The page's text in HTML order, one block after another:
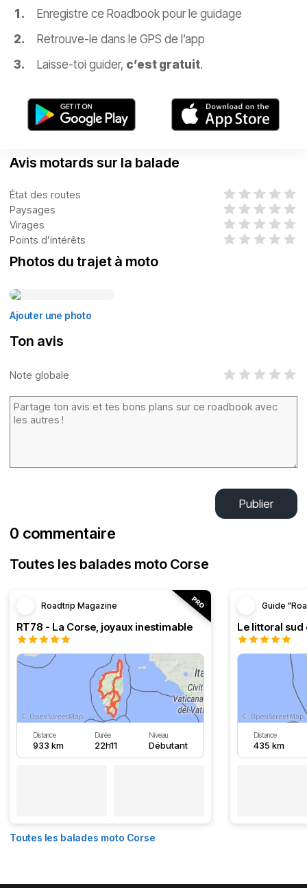
Enregistre ce Roadbook pour le guidage
Retrouve-le dans le GPS de l’app
Laisse-toi guider, c’est gratuit.
Avis motards sur la balade
État des routes
Paysages
Virages
Points d’intérêts
Photos du trajet à moto
Ajouter une photo
Ton avis
Note globale
Publier
0 commentaire
Toutes les balades moto Corse
Roadtrip Magazine
RT78 - La Corse, joyaux inestimable
Distance
933 km
Durée
22h11
Niveau
Débutant
Guide
Le littoral sud
Distance
435 km
Toutes les balades moto Corse